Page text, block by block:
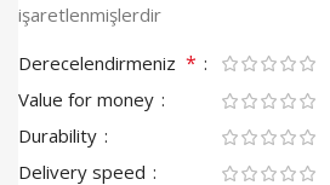
işaretlenmişlerdir
Derecelendirmeniz *
Value for money
Durability
Delivery speed